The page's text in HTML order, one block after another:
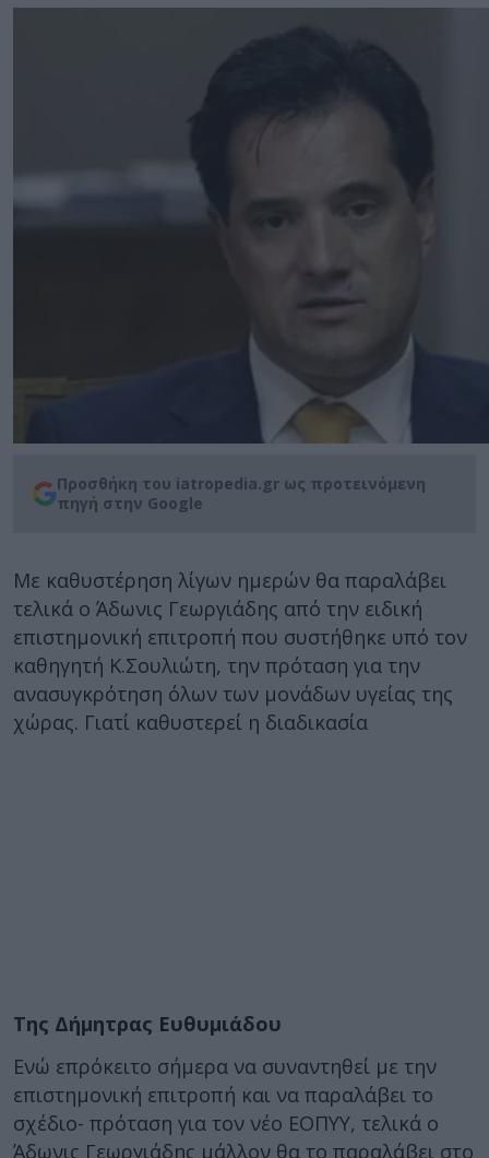
Προσθήκη του iatropedia.gr ως προτεινόμενη
πηγή στην Google
Με καθυστέρηση λίγων ημερών θα παραλάβει
τελικά ο Άδωνις Γεωργιάδης από την ειδική
επιστημονική επιτροπή που συστήθηκε υπό τον
καθηγητή Κ.Σουλιώτη, την πρόταση για την
ανασυγκρότηση όλων των μονάδων υγείας της
χώρας. Γιατί καθυστερεί η διαδικασία
Της Δήμητρας Ευθυμιάδου
Ενώ επρόκειτο σήμερα να συναντηθεί με την
επιστημονική επιτροπή και να παραλάβει το
σχέδιο- πρόταση για τον νέο ΕΟΠΥΥ, τελικά ο
Άδωνις Γεωργιάδης μάλλον θα το παραλάβει στο